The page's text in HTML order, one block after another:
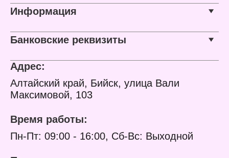
Информация
Банковские реквизиты
Адрес:
Алтайский край, Бийск, улица Вали
Максимовой, 103
Время работы:
Пн-Пт: 09:00 - 16:00, Сб-Вс: Выходной